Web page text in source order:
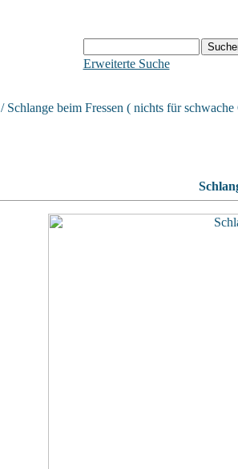
Erweiterte Suche
/ Schlange beim Fressen ( nichts für schwache